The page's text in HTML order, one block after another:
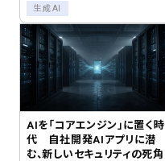
生成AI
AIを「コアエンジン」に置く時
代 自社開発AIアプリに潜
む、新しいセキュリティの死角